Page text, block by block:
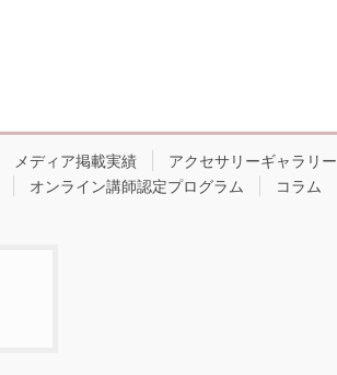
メディア掲載実績
アクセサリーギャラリー
オンライン講師認定プログラム コラム